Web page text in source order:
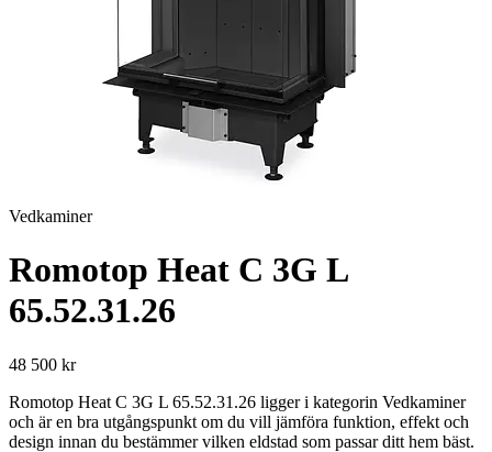
Vedkaminer
Romotop Heat C 3G L
65.52.31.26
48 500 kr
Romotop Heat C 3G L 65.52.31.26 ligger i kategorin Vedkaminer
och är en bra utgångspunkt om du vill jämföra funktion, effekt och
design innan du bestämmer vilken eldstad som passar ditt hem bäst.